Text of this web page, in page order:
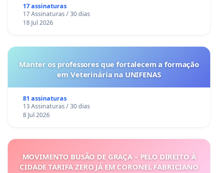
17 assinaturas
17 Assinaturas / 30 dias
18 Jul 2026
Manter os professores que fortalecem a formação
em Veterinária na UNIFENAS
81 assinaturas
13 Assinaturas / 30 dias
8 Jul 2026
MOVIMENTO BUSÃO DE GRAÇA – PELO DIREITO À
CIDADE TARIFA ZERO JÁ EM CORONEL FABRICIANO